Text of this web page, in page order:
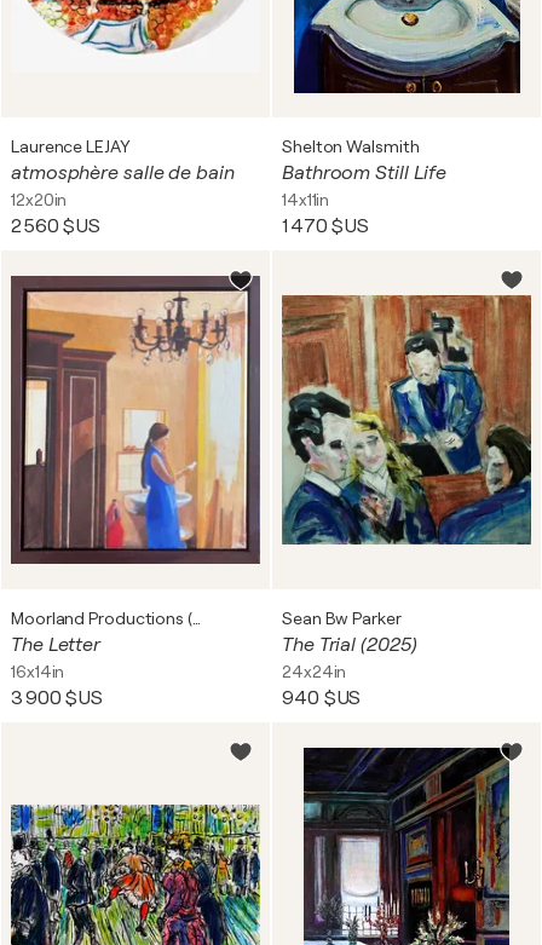
Laurence LEJAY
atmosphère salle de bain
12x20in
2 560 $US
Shelton Walsmith
Bathroom Still Life
14x11in
1 470 $US
Moorland Productions (Kenneth Hay / Seetha A)
The Letter
16x14in
3 900 $US
Sean Bw Parker
The Trial (2025)
24x24in
940 $US